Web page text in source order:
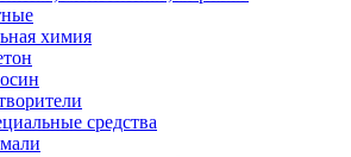
химия
средства